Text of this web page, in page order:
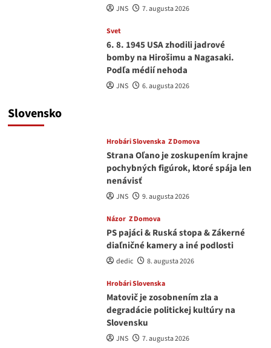
JNS 7. augusta 2026
Svet
6. 8. 1945 USA zhodili jadrové
bomby na Hirošimu a Nagasaki.
Podľa médií nehoda
JNS 6. augusta 2026
Slovensko
Hrobári Slovenska Z Domova
Strana Oľano je zoskupením krajne
pochybných figúrok, ktoré spája len
nenávisť
JNS 9. augusta 2026
Názor Z Domova
PS pajáci & Ruská stopa & Zákerné
diaľničné kamery a iné podlosti
dedic 8. augusta 2026
Hrobári Slovenska
Matovič je zosobnením zla a
degradácie politickej kultúry na
Slovensku
JNS 7. augusta 2026